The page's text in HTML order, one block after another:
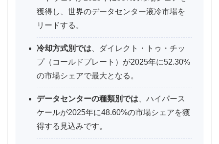
獲得し、世界のデータセンター液冷市場を
リードする。
冷却方式別では 、ダイレクト・トゥ・チッ
プ（コールドプレート）が2025年に52.30%
の市場シェアで最大となる。
データセンターの種類別では 、ハイパース
ケールが2025年に48.60%の市場シェアを獲
得する見込みです。